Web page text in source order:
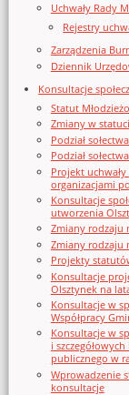
Uchwały Rady
Rejestry
Zarządzenia
Dziennik
Konsultacje
Statut
Zmiany w
Podział
Podział
Projekt
organizacjami
Konsultacje
utworzenia
Zmiany rodzaju
Zmiany rodzaju
Projekty
Konsultacje
Olsztynek na
Konsultacje w
Współpracy
Konsultacje w
i
publicznego w
Wprowadzenie
konsultacje